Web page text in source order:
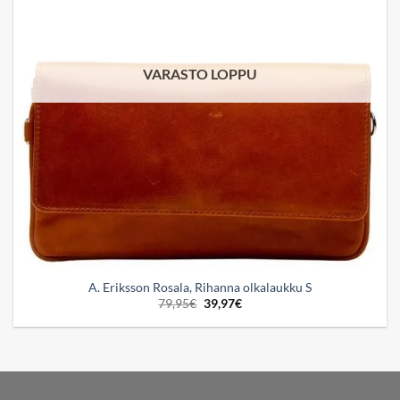
VARASTO LOPPU
A. Eriksson Rosala, Rihanna olkalaukku S
79,95€ Alkuperäinen
hinta
oli:
39,97€Nykyinen
on: